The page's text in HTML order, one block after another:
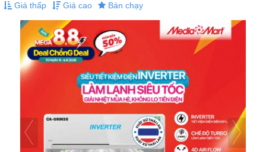
Giá thấp Giá cao Bán chạy